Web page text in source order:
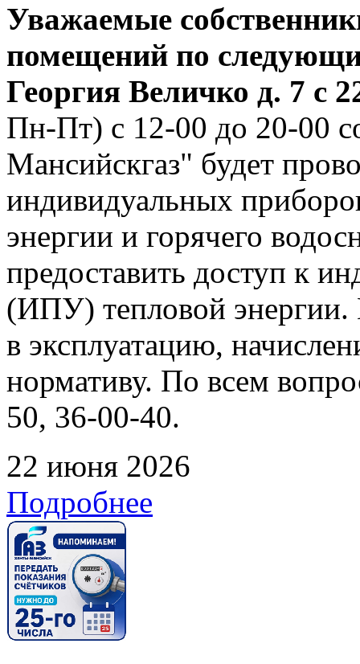
Уважаемые
помещений по
Георгия Величко д. 7 с
Пн-Пт) с 12-00 до 20-00
Мансийскгаз" будет
индивидуальных
энергии и горячего
предоставить доступ к
(ИПУ) тепловой энергии.
в эксплуатацию,
нормативу. По всем
50, 36-00-40.
22 июня 2026
Подробнее